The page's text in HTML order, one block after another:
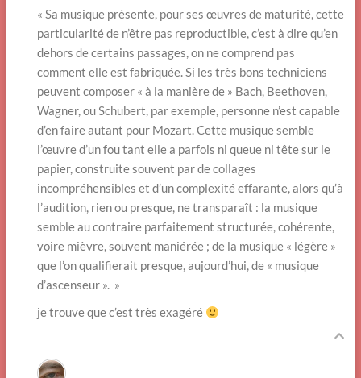
« Sa musique présente, pour ses œuvres de maturité, cette
particularité de n’être pas reproductible, c’est à dire qu’en
dehors de certains passages, on ne comprend pas
comment elle est fabriquée. Si les très bons techniciens
peuvent composer « à la manière de » Bach, Beethoven,
Wagner, ou Schubert, par exemple, personne n’est capable
d’en faire autant pour Mozart. Cette musique semble
l’œuvre d’un fou tant elle a parfois ni queue ni tête sur le
papier, construite souvent par de collages
incompréhensibles et d’un complexité effarante, alors qu’à
l’audition, rien ou presque, ne transparaît : la musique
semble au contraire parfaitement structurée, cohérente,
voire mièvre, souvent maniérée ; de la musique « légère »
que l’on qualifierait presque, aujourd’hui, de « musique
d’ascenseur ». »
je trouve que c’est très exagéré